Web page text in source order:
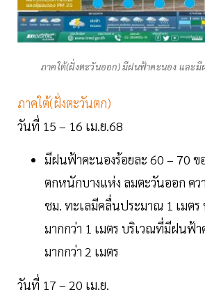
ภาคใต้(ฝั่งตะวันออก) มีฝนฟ้าคะนอง และมี
ภาคใต้(ฝั่งตะวันตก)
วันที่ 15 – 16 เม.ย.68
มีฝนฟ้าคะนองร้อยละ 60 – 70
ตกหนักบางแห่ง ลมตะวันออก คว
ชม. ทะเลมีคลื่นประมาณ 1 เมตร
มากกว่า 1 เมตร บริเวณที่มีฝนฟ้
มากกว่า 2 เมตร
วันที่ 17 – 20 เม.ย.